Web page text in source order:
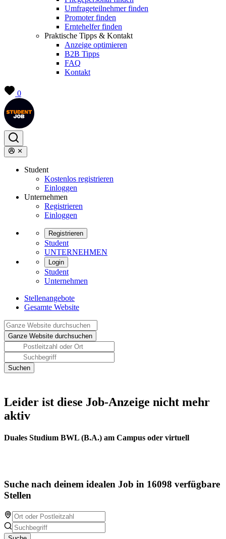
Umfrageteilnehmer finden
Promoter finden
Erntehelfer finden
Praktische Tipps & Kontakt
Anzeige optimieren
B2B Tipps
FAQ
Kontakt
0
Student
Kostenlos registrieren
Einloggen
Unternehmen
Registrieren
Einloggen
Registrieren
Student
UNTERNEHMEN
Login
Student
Unternehmen
Stellenangebote
Gesamte Website
Leider ist diese Job-Anzeige nicht mehr
aktiv
Duales Studium BWL (B.A.) am Campus oder virtuell
Suche nach deinem idealen Job in 16098 verfügbare
Stellen